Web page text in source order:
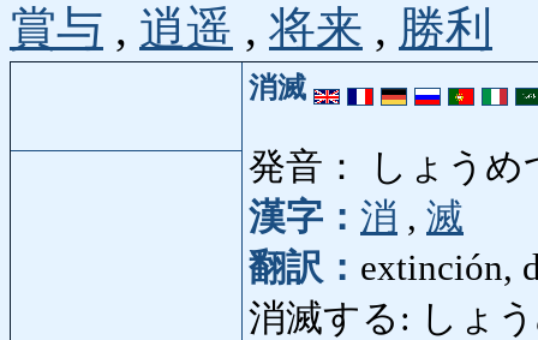
賞与 , 逍遥 , 将来 , 勝利
消滅
発音： しょうめ
漢字： 消 , 滅
翻訳： extinción,
消滅する: しょう